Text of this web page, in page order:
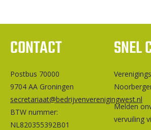
CONTACT
Postbus 70000
9704 AA Groningen
secretariaat@bedrijvenverenigingwest.nl
BTW nummer:
NL820355392B01
SNEL
Melden
vervuiling